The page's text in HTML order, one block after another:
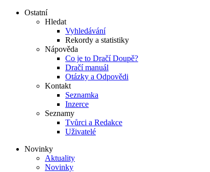
Ostatní
Hledat
Vyhledávání
Rekordy a statistiky
Nápověda
Co je to Dračí Doupě?
Dračí manuál
Otázky a Odpovědi
Kontakt
Seznamka
Inzerce
Seznamy
Tvůrci a Redakce
Uživatelé
Novinky
Aktuality
Novinky